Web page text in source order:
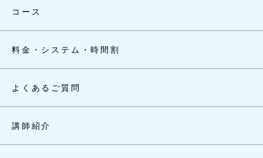
コース
料金・システム・時間割
よくあるご質問
講師紹介